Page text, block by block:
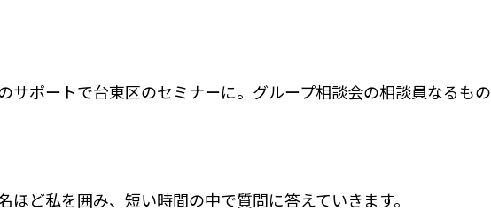
サポートで台東区のセミナーに。グループ相談会の相談員なるもの
ほど私を囲み、短い時間の中で質問に答えていきます。